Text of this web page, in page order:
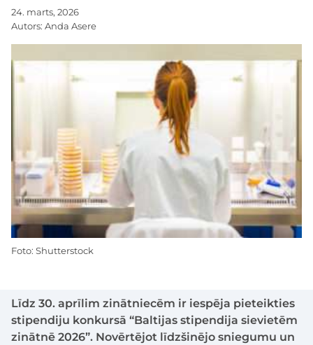
24. marts, 2026
Autors: Anda Asere
Līdz 30. aprīlim zinātniecēm ir iespēja pieteikties
stipendiju konkursā “Baltijas stipendija sievietēm
zinātnē 2026”. Novērtējot līdzšinējo sniegumu un
Foto: Shutterstock